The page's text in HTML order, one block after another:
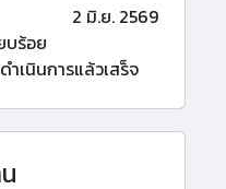
2 มิ.ย. 2569
บร้อย
ำเนินการแล้วเสร็จ